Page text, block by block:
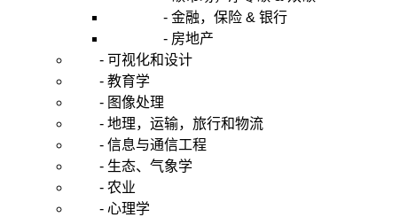
- 金融，保险 & 银行
- 房地产
- 可视化和设计
- 教育学
- 图像处理
- 地理，运输，旅行和物流
- 信息与通信工程
- 生态、气象学
- 农业
- 心理学